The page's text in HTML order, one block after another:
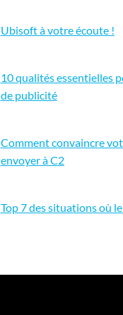
Ubisoft à votre écoute !
10 qualités essentielles
de publicité
Comment convaincre
envoyer à C2
Top 7 des situations où